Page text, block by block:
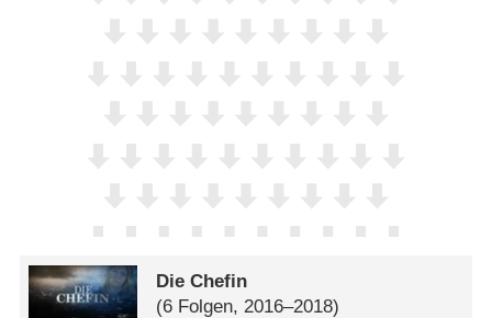
Die Chefin
(6 Folgen, 2016–2018)